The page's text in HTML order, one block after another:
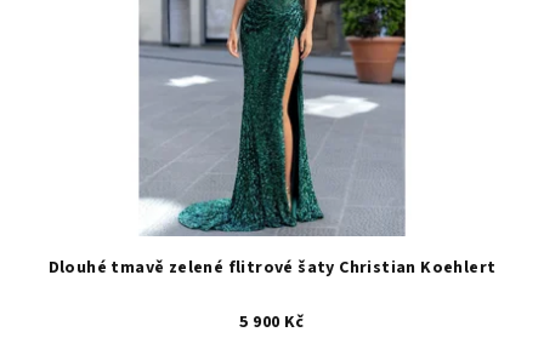
Dlouhé tmavě zelené flitrové šaty Christian Koehlert
5 900 Kč